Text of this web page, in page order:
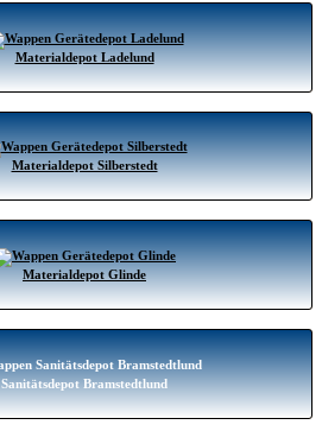
Materialdepot Ladelund
Materialdepot Silberstedt
Materialdepot Glinde
Sanitätsdepot Bramstedtlund